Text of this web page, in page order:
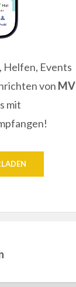
Helfen, Events
von MV
mit